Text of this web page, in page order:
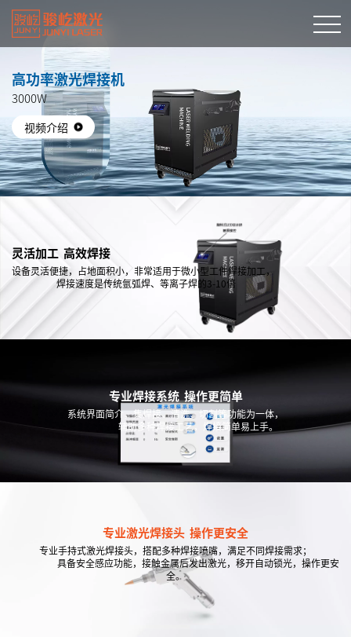
高功率激光焊接机
3000W
视频介绍
灵活加工 高效焊接
设备灵活便捷，占地面积小，非常适用于微小型工件焊接加工，
焊接速度是传统氩弧焊、等离子焊的3-10倍
专业焊接系统 操作更简单
系统界面简介，集焊接、清洗、切割等功能为一体，
辅助多种焊接工艺，焊接简单易上手。
专业激光焊接头 操作更安全
专业手持式激光焊接头，搭配多种焊接喷嘴，满足不同焊接需求；
具备安全感应功能，接触金属后发出激光，移开自动锁光，操作更安
全。